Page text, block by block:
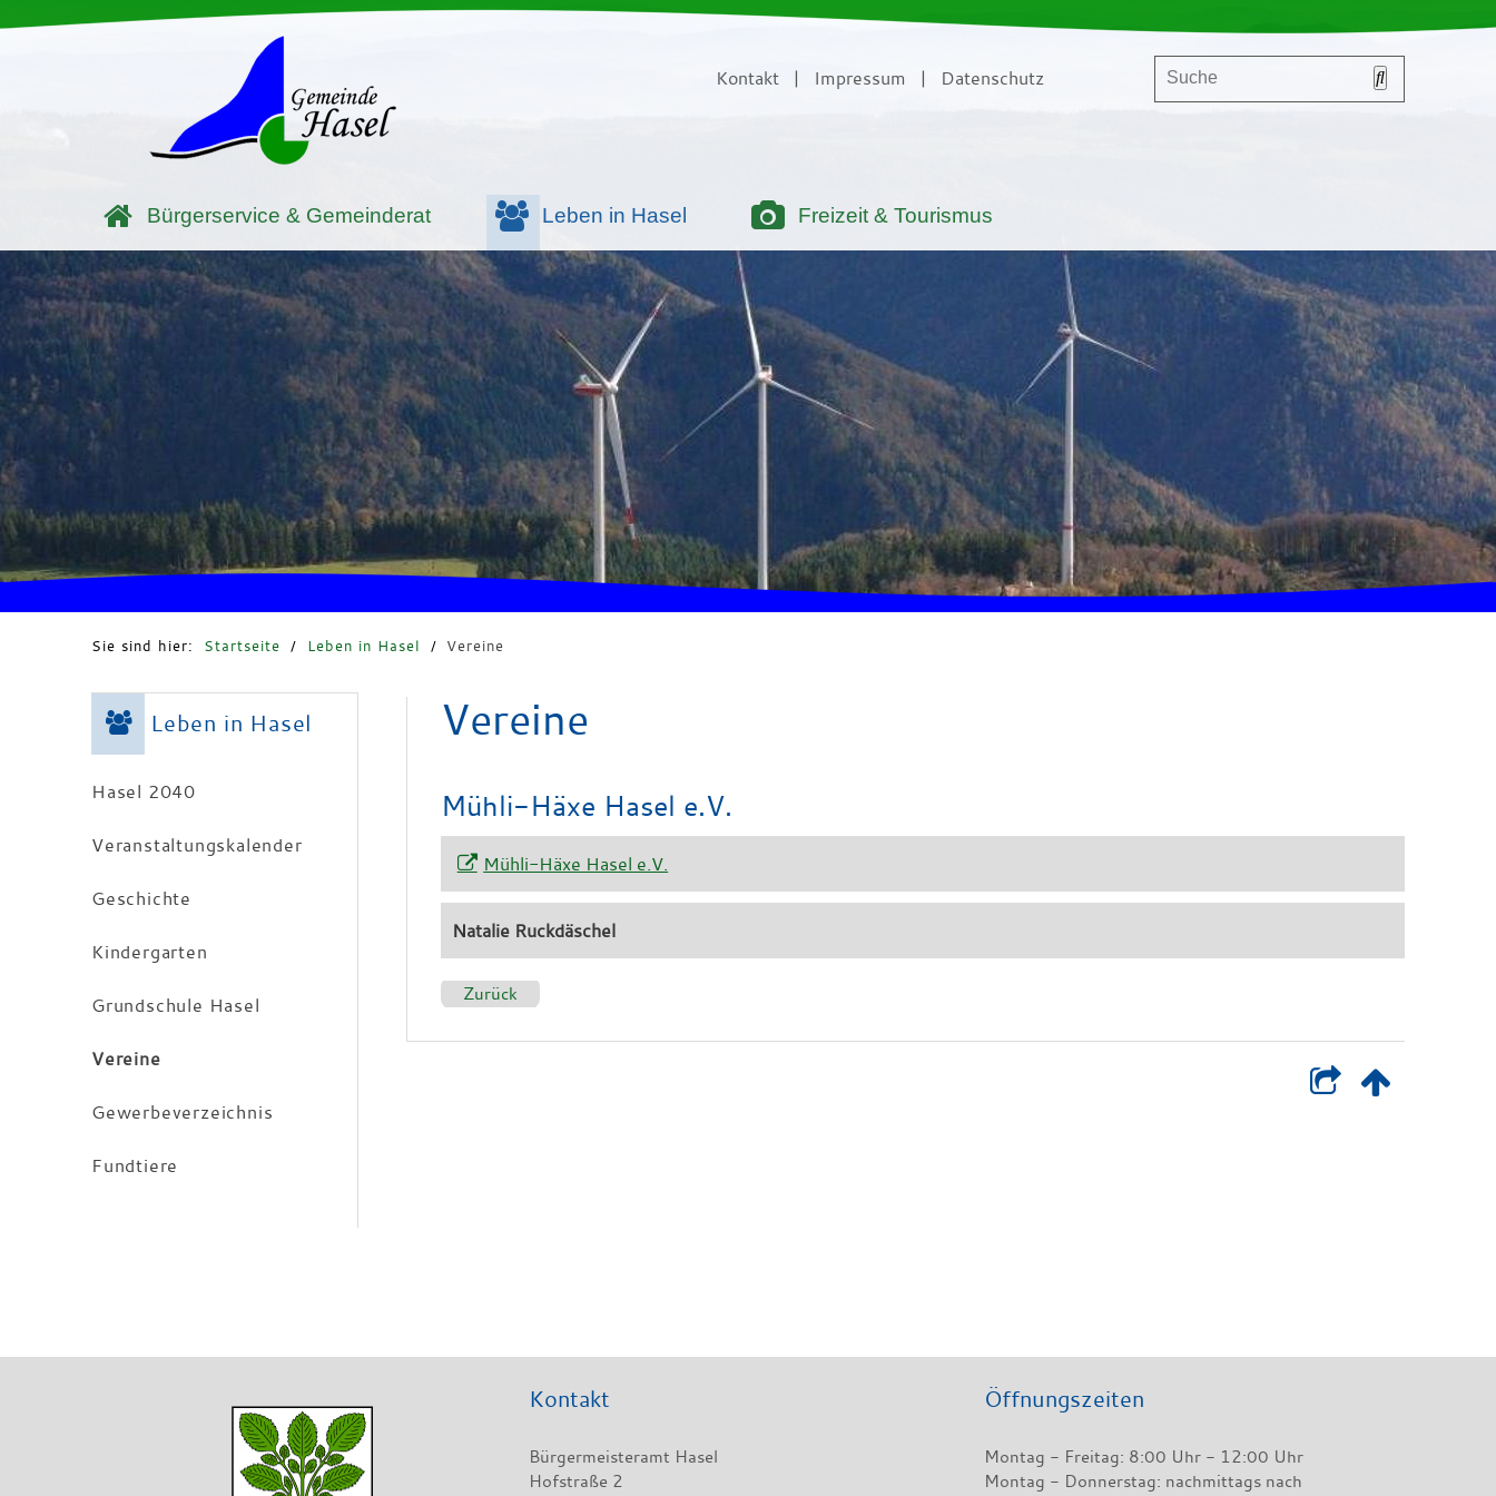
Kontakt | Impressum | Datenschutz
Bürgerservice & Gemeinderat Leben in Hasel Freizeit & Tourismus
Sie sind hier: Startseite / Leben in Hasel / Vereine
Leben in Hasel
Hasel 2040
Veranstaltungskalender
Geschichte
Kindergarten
Grundschule Hasel
Vereine
Gewerbeverzeichnis
Fundtiere
Vereine
Mühli-Häxe Hasel e.V.
Mühli-Häxe Hasel e.V.
Natalie Ruckdäschel
Zurück
Kontakt
Bürgermeisteramt Hasel
Hofstraße 2
Öffnungszeiten
Montag - Freitag: 8:00 Uhr - 12:00 Uhr
Montag - Donnerstag: nachmittags nach